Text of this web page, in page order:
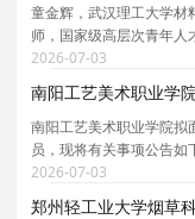
童金辉，武汉理工大学材
师，国家级高层次青年
钙钛矿光电材料与器件研
景验证的闭环研发模式，
2026-07-03
南阳工艺美术职业学
南阳工艺美术职业学院拟
员，现将有关事项公告如
学科专业 专业代码 岗位
音乐 1352 教学科研岗 1
2026-07-03